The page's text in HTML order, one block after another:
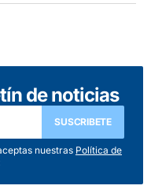
de noticias
SUSCRIBETE
nuestras Política de